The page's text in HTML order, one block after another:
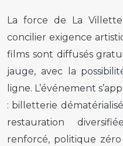
La force de La
concilier exigence
films sont diffusés
jauge, avec la
ligne. L’événement
: billetterie
restauration
renforcé, politique